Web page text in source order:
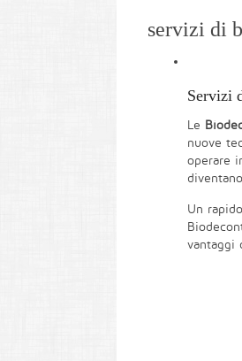
servizi di
Servizi
Le
nuove
operare
Un
vantaggi